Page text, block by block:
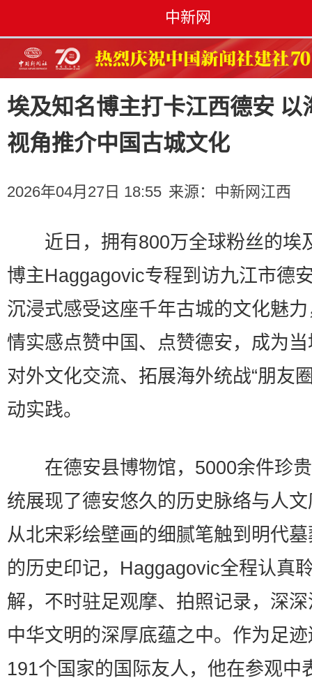
中新网
埃及知名博主打卡江西德安 以
视角推介中国古城文化
2026年04月27日 18:55 来源： 中新网江西
近日，拥有800万全球粉丝的埃
博主Haggagovic专程到访九江市德
沉浸式感受这座千年古城的文化魅
情实感点赞中国、点赞德安，成为
对外文化交流、拓展海外统战“朋友
动实践。
在德安县博物馆，5000余件珍
统展现了德安悠久的历史脉络与人
从北宋彩绘壁画的细腻笔触到明代
的历史印记，Haggagovic全程认真
解，不时驻足观摩、拍照记录，深
中华文明的深厚底蕴之中。作为足
191个国家的国际友人，他在参观中